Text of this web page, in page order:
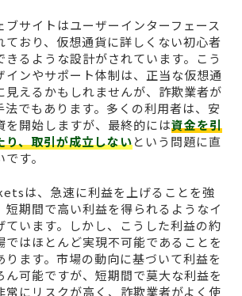
ブサイトはユーザーインターフェース
ており、仮想通貨に詳しくない初心者
きるような設計がされています。こう
インやサポート体制は、正当な仮想通
見えるかもしれませんが、詐欺業者が
法でもあります。多くの利用者は、安
を開始しますが、最終的には資金を引
り、取引が成立しないという問題に直
す。
は、急速に利益を上げることを強
短期間で高い利益を得られるようなイ
ています。しかし、こうした利益の約
ではほとんど実現不可能であることを
ります。市場の動向に基づいて利益を
ん可能ですが、短期間で莫大な利益を
常にリスクが高く、詐欺業者がよく使